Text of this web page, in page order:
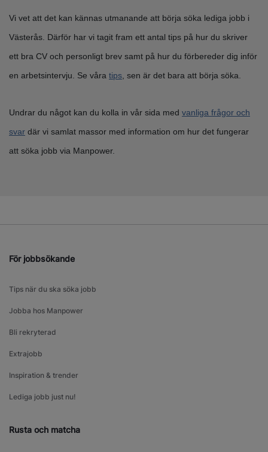
Vi vet att det kan kännas utmanande att börja söka lediga jobb i
Västerås. Därför har vi tagit fram ett antal tips på hur du skriver
ett bra CV och personligt brev samt på hur du förbereder dig inför
en arbetsintervju. Se våra tips , sen är det bara att börja söka.
Undrar du något kan du kolla in vår sida med vanliga frågor och
svar där vi samlat massor med information om hur det fungerar
att söka jobb via Manpower.
För jobbsökande
Tips när du ska söka jobb
Jobba hos Manpower
Bli rekryterad
Extrajobb
Inspiration & trender
Lediga jobb just nu!
Rusta och matcha